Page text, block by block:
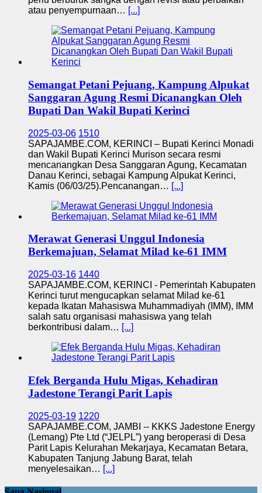
atau penyempurnaan… [...]
Semangat Petani Pejuang, Kampung Alpukat
Sanggaran Agung Resmi Dicanangkan Oleh
Bupati Dan Wakil Bupati Kerinci
2025-03-06 1510
SAPAJAMBE.COM, KERINCI – Bupati Kerinci Monadi
dan Wakil Bupati Kerinci Murison secara resmi
mencanangkan Desa Sanggaran Agung, Kecamatan
Danau Kerinci, sebagai Kampung Alpukat Kerinci,
Kamis (06/03/25).Pencanangan… [...]
Merawat Generasi Unggul Indonesia
Berkemajuan, Selamat Milad ke-61 IMM
2025-03-16 1440
SAPAJAMBE.COM, KERINCI - Pemerintah Kabupaten
Kerinci turut mengucapkan selamat Milad ke-61
kepada Ikatan Mahasiswa Muhammadiyah (IMM), IMM
salah satu organisasi mahasiswa yang telah
berkontribusi dalam… [...]
Efek Berganda Hulu Migas, Kehadiran
Jadestone Terangi Parit Lapis
2025-03-19 1220
SAPAJAMBE.COM, JAMBI -- KKKS Jadestone Energy
(Lemang) Pte Ltd (“JELPL”) yang beroperasi di Desa
Parit Lapis Kelurahan Mekarjaya, Kecamatan Betara,
Kabupaten Tanjung Jabung Barat, telah
menyelesaikan… [...]